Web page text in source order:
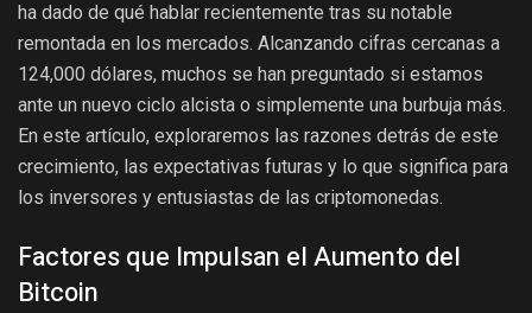
ha dado de qué hablar recientemente tras su notable
remontada en los mercados. Alcanzando cifras cercanas a
124,000 dólares, muchos se han preguntado si estamos
ante un nuevo ciclo alcista o simplemente una burbuja más.
En este artículo, exploraremos las razones detrás de este
crecimiento, las expectativas futuras y lo que significa para
los inversores y entusiastas de las criptomonedas.
Factores que Impulsan el Aumento del
Bitcoin